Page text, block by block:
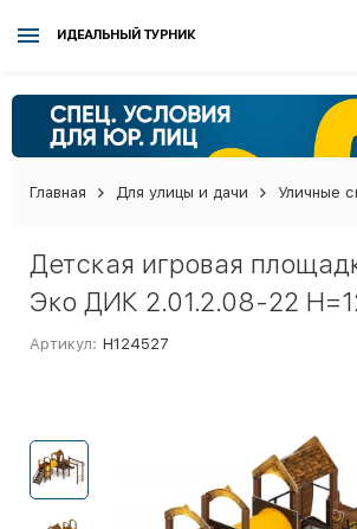
ИДЕАЛЬНЫЙ ТУРНИК
Главная Для улицы и дачи Уличные
Детская игровая
Эко ДИК 2.01.2.08-22
Артикул: Н124527